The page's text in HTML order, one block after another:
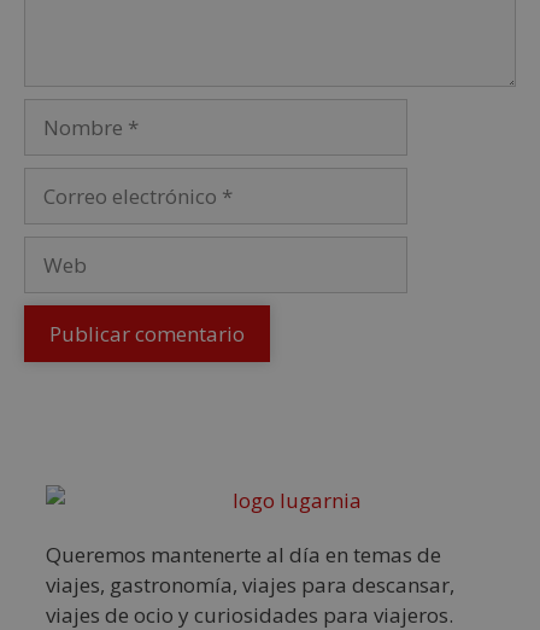
Queremos mantenerte al día en temas de
viajes, gastronomía, viajes para descansar,
viajes de ocio y curiosidades para viajeros.